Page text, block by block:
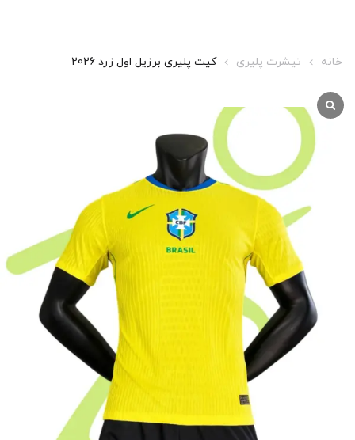
خانه تیشرت پلیری کیت پلیری برزیل اول زرد 2026